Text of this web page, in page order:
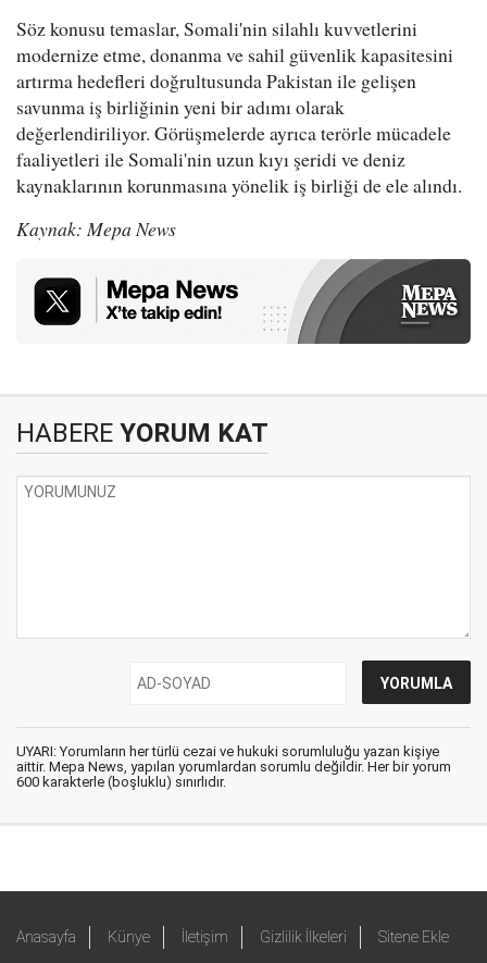
Söz konusu temaslar, Somali'nin silahlı kuvvetlerini
modernize etme, donanma ve sahil güvenlik kapasitesini
artırma hedefleri doğrultusunda Pakistan ile gelişen
savunma iş birliğinin yeni bir adımı olarak
değerlendiriliyor. Görüşmelerde ayrıca terörle mücadele
faaliyetleri ile Somali'nin uzun kıyı şeridi ve deniz
kaynaklarının korunmasına yönelik iş birliği de ele alındı.
Kaynak: Mepa News
HABERE YORUM KAT
UYARI: Yorumların her türlü cezai ve hukuki sorumluluğu yazan kişiye
aittir. Mepa News, yapılan yorumlardan sorumlu değildir. Her bir yorum
600 karakterle (boşluklu) sınırlıdır.
Anasayfa Künye İletişim Gizlilik İlkeleri Sitene Ekle